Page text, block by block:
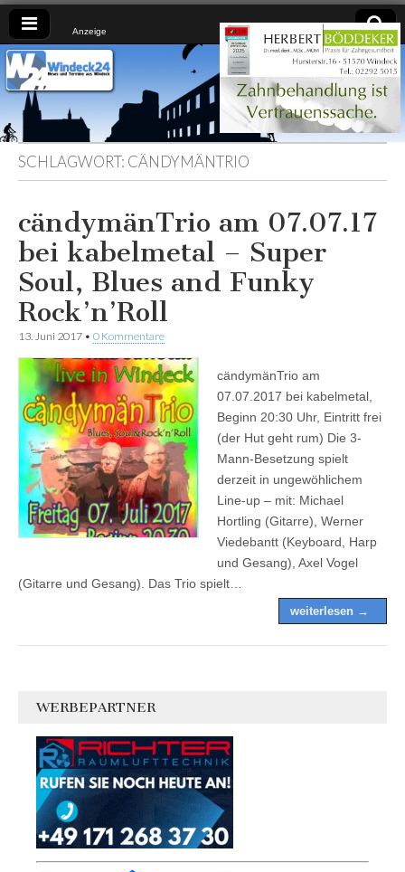
Anzeige
Windeck24
Nachrichten
aus dem
Ländchen
für das
Ländchen
SCHLAGWORT: CÄNDYMÄNTRIO
cändymänTrio am 07.07.17
bei kabelmetal – Super
Soul, Blues and Funky
Rock’n’Roll
13. Juni 2017 • 0 Kommentare
cändymänTrio am
07.07.2017 bei kabelmetal,
Beginn 20:30 Uhr, Eintritt frei
(der Hut geht rum) Die 3-
Mann-Besetzung spielt
derzeit in ungewöhlichem
Line-up – mit: Michael
Hortling (Gitarre), Werner
Viedebantt (Keyboard, Harp
und Gesang), Axel Vogel
(Gitarre und Gesang). Das Trio spielt…
weiterlesen →
WERBEPARTNER